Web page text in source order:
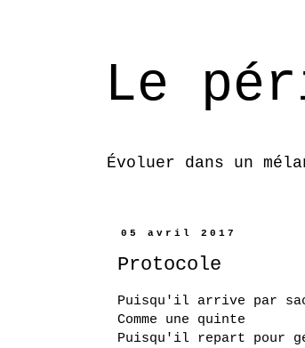
Le
Évoluer dans un
05 avril 2017
Protocole
Puisqu'il arrive par
Comme une quinte
Puisqu'il repart pour